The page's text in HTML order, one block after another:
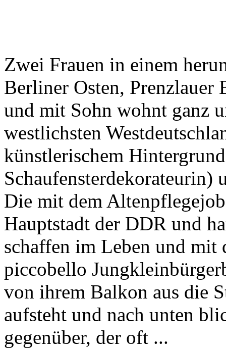
Zwei Frauen in einem
Berliner Osten, Prenzlauer
und mit Sohn wohnt ganz
westlichsten
künstlerischem
Schaufensterdekorateurin)
Die mit dem
Hauptstadt der DDR und
schaffen im Leben und mit
piccobello
von ihrem Balkon aus die
aufsteht und nach unten
gegenüber, der oft ...